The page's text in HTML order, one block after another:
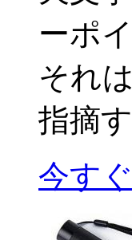
ーポ
それ
指摘
今す